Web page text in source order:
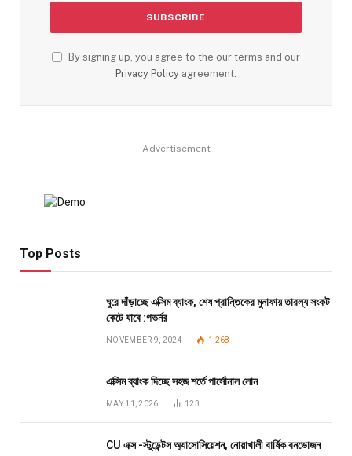
By signing up, you agree to the our terms and our
Privacy Policy agreement.
Advertisement
Top Posts
ঘুরে দাঁড়াচ্ছে এক্সিম ব্যাংক, শেষ প্রান্তিকের মুনাফায় তারল্য সংকট
কেটে যাবে :গভর্নর
NOVEMBER 9, 2024 1,268
এক্সিম ব্যাংক দিচ্ছে সহজ শর্তে পার্সোনাল লোন
MAY 11, 2026 123
CU এক্স -স্টুডেন্টস অ্যাসোসিয়েশন, নোয়াখালী বার্ষিক বনভোজন